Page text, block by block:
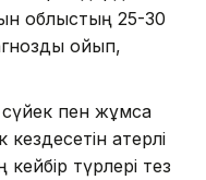
облыстың 25-30
қойып,
пен жұмсақ
қатерлі
кейбір түрлері тез